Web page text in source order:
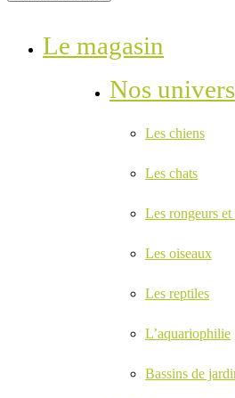
Le magasin
Nos univers
Les chiens
Les chats
Les rongeurs et
Les oiseaux
Les reptiles
L’aquariophilie
Bassins de